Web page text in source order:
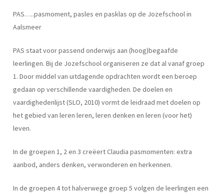
PAS…..pasmoment, pasles en pasklas op de Jozefschool in
Aalsmeer
PAS staat voor passend onderwijs aan (hoog)begaafde
leerlingen. Bij de Jozefschool organiseren ze dat al vanaf groep
1. Door middel van uitdagende opdrachten wordt een beroep
gedaan op verschillende vaardigheden. De doelen en
vaardighedenlijst (SLO, 2010) vormt de leidraad met doelen op
het gebied van leren leren, leren denken en leren (voor het)
leven.
In de groepen 1, 2 en 3 creëert Claudiapasmomenten: extra
aanbod, anders denken, verwonderen en herkennen.
In de groepen 4 tot halverwege groep 5 volgen de leerlingen een